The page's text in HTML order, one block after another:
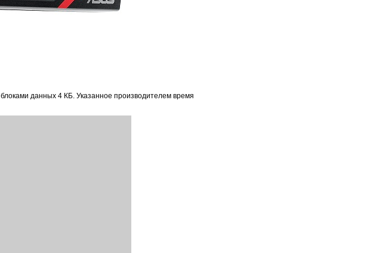
данных 4 КБ. Указанное производителем время